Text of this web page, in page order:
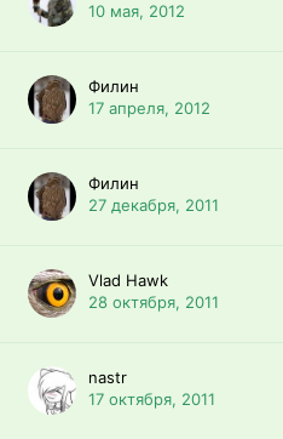
10 мая, 2012
Филин
17 апреля, 2012
Филин
27 декабря, 2011
Vlad Hawk
28 октября, 2011
nastr
17 октября, 2011